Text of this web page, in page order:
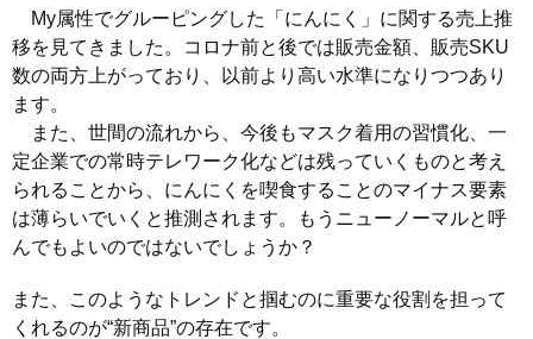
My属性でグルーピングした「にんにく」に関する売上推
移を見てきました。コロナ前と後では販売金額、販売SKU
数の両方上がっており、以前より高い水準になりつつあり
ます。
また、世間の流れから、今後もマスク着用の習慣化、一
定企業での常時テレワーク化などは残っていくものと考え
られることから、にんにくを喫食することのマイナス要素
は薄らいでいくと推測されます。もうニューノーマルと呼
んでもよいのではないでしょうか？
また、このようなトレンドと掴むのに重要な役割を担って
くれるのが“新商品”の存在です。